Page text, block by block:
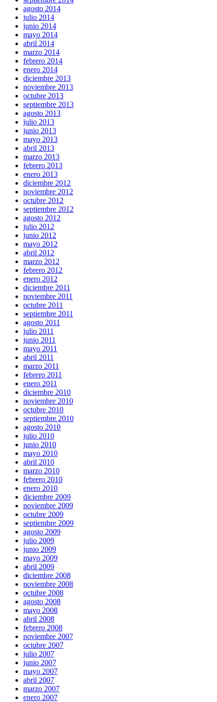
agosto 2014
julio 2014
junio 2014
mayo 2014
abril 2014
marzo 2014
febrero 2014
enero 2014
diciembre 2013
noviembre 2013
octubre 2013
septiembre 2013
agosto 2013
julio 2013
junio 2013
mayo 2013
abril 2013
marzo 2013
febrero 2013
enero 2013
diciembre 2012
noviembre 2012
octubre 2012
septiembre 2012
agosto 2012
julio 2012
junio 2012
mayo 2012
abril 2012
marzo 2012
febrero 2012
enero 2012
diciembre 2011
noviembre 2011
octubre 2011
septiembre 2011
agosto 2011
julio 2011
junio 2011
mayo 2011
abril 2011
marzo 2011
febrero 2011
enero 2011
diciembre 2010
noviembre 2010
octubre 2010
septiembre 2010
agosto 2010
julio 2010
junio 2010
mayo 2010
abril 2010
marzo 2010
febrero 2010
enero 2010
diciembre 2009
noviembre 2009
octubre 2009
septiembre 2009
agosto 2009
julio 2009
junio 2009
mayo 2009
abril 2009
diciembre 2008
noviembre 2008
octubre 2008
agosto 2008
mayo 2008
abril 2008
febrero 2008
noviembre 2007
octubre 2007
julio 2007
junio 2007
mayo 2007
abril 2007
marzo 2007
enero 2007